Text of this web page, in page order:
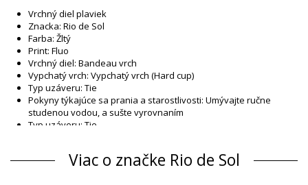
Vrchný diel plaviek
Znacka: Rio de Sol
Farba: Žltý
Print: Fluo
Vrchný diel: Bandeau vrch
Vypchatý vrch: Vypchatý vrch (Hard cup)
Typ uzáveru: Tie
Pokyny týkajúce sa prania a starostlivosti: Umývajte ručne
studenou vodou, a sušte vyrovnaním
Typ uzáveru: Tie
Vrchný diel plaviek Žltý Rio de Sol
Zloženie
Viac o značke Rio de Sol